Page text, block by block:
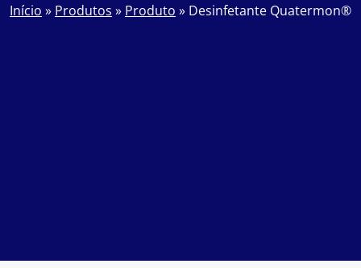
Início » Produtos » Produto » Desinfetante Quatermon®